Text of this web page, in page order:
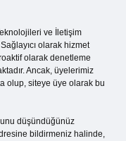
ve İletişim
olarak hizmet
olarak denetleme
Ancak, üyelerimiz
olup, siteye üye olarak bu
düşündüğünüz
bildirmeniz halinde,